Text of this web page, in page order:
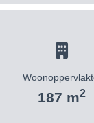
187 m2